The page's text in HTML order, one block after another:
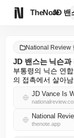
TheNote
National Review
JD 밴스는 닉슨과
부통령의 닉슨 연
의 접촉에서 살아
JD Vance Is
National
thenote.app